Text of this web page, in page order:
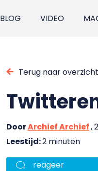
BLOG VIDEO
Terug naar overzicht
DoorArchief Archief,
Leestijd:2 minuten
reageer